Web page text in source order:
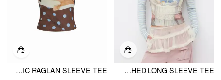
COTTON-BLEND OFF-SHOULDER RABBIT GRAPHIC STRIPED PATCHED LONG SLEEVE TEE
COTTON-BLEND BUNNY GRAPHIC RAGLAN SLEEVE TEE